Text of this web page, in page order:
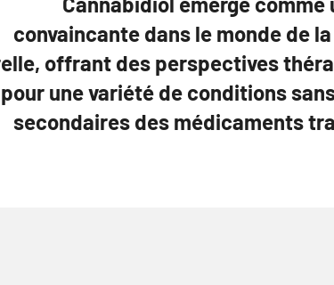
convaincante dans le monde de
offrant des perspectives
pour une variété de conditions
secondaires des médicaments